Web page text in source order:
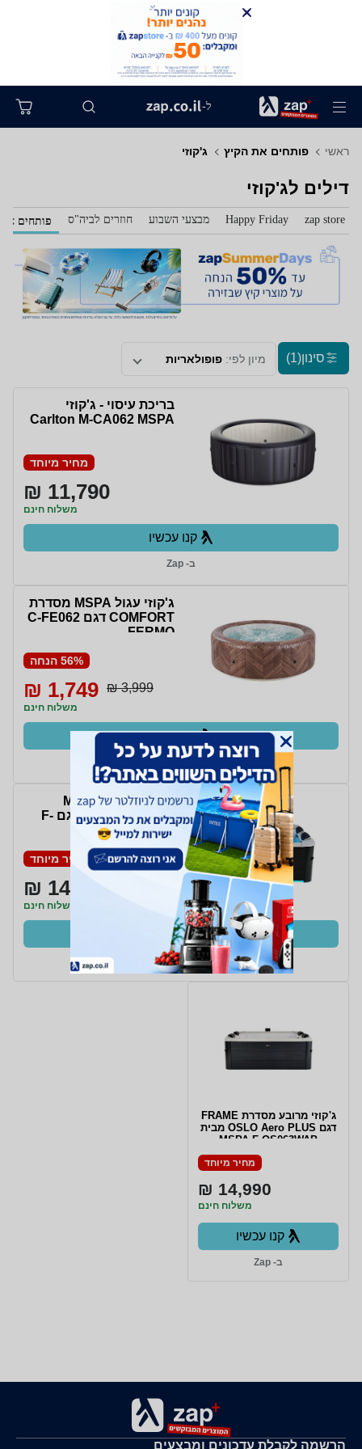
ל-
ראשי פותחים את הקיץ ג'קוזי
דילים לג'קוזי
zap store
Happy Friday מבצעי השבוע חוזרים לביה"ס פותחים
סינון(1) מיון לפי: פופולאריות
בריכת עיסוי - ג'קוזי
Carlton M-CA062 MSPA
מחיר מיוחד
11,790 ₪
משלוח חינם
קנו עכשיו
ב- Zap
ג'קוזי עגול MSPA מסדרת
COMFORT דגם C-FE062
FERMO
56% הנחה
3,999 ₪
1,749 ₪
משלוח חינם
קנו עכשיו
ב- Zap
ג'קוזי מרובע MSPA
מסדרת FRAME דגם F-
OS063W OSLO
מחיר מיוחד
14,999 ₪
משלוח חינם
קנו עכשיו
ב- Zap
ג'קוזי מרובע מסדרת FRAME
דגם OSLO Aero PLUS מבית
MSPA F-OS063WAP
מחיר מיוחד
14,990 ₪
משלוח חינם
קנו עכשיו
ב- Zap
הרשמה לקבלת עדכונים ומבצעים